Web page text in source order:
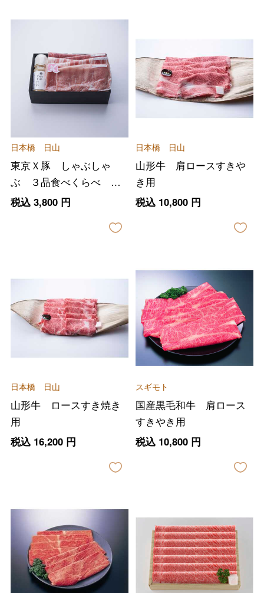
日本橋 日山
東京Ｘ豚 しゃぶしゃ
ぶ ３品食べくらべ ご
まだれ付き
税込 3,800円
日本橋 日山
山形牛 肩ロースすきや
き用
税込 10,800円
日本橋 日山
山形牛 ロースすき焼き
用
税込 16,200円
スギモト
国産黒毛和牛 肩ロース
すきやき用
税込 10,800円